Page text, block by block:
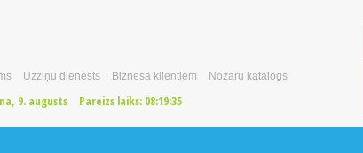
Uzziņu dienests Biznesa klientiem Nozaru katalogs
9. augusts Pareizs laiks: 08:19:36